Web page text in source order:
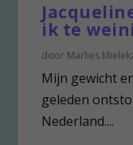
ik te
door Marlies
Mijn gewicht
geleden
Nederland....